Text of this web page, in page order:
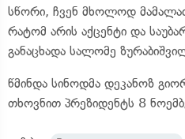
სწორი, ჩვენ მხოლოდ
რატომ არის აქცენტი და
განაცხადა სალომე
წმინდა სინოდმა დეკანოზ
თხოვნით პრეზიდენტს 8